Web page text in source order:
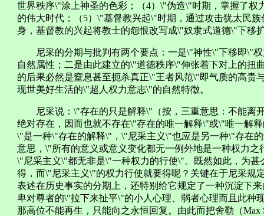
世界秩序\"涂上神圣的色彩；（4）\"伪造\"时期，掌握了权
的伟大时代；（5）\"基督教兴起\"时期，通过攻击犹太民
身，基督教的兴起将教士的怨恨改写成\"奴隶式道德\"下移
尼采的分期与批判有两个要点：一是\"神性\"下移即\"权
自然属性；二是由此建立的\"道德秩序\"伸张着下对上的扭
的后果必然是窒息甚至扼杀真正\"王者风范\"即气质的高贵
现世美好生活的\"超人权力意志\"的自然特徵。
尼采说：\"存在的只是解释\"（按，三重意思：不能离
绝对存在，因而也就不存在\"存在的唯一解释\"或\"唯一解
\"是一种\"存在的解释\"，\"尼采主义\"也应是另一种\"存在
意思，\"所有的意义或意义变化都无一例外地是一种权力
\"尼采主义\"都无非是\"一种权力的行使\"。既然如此，为
得，而\"尼采主义\"的权力行使就要得呢？关键在于尼采规
表述在历史事实的分期上，还特别给它规定了一种沉淀下
卑对尊者的\"拉下来扯平\"的小人心理、弱者心理而且此种
那高位不能再生，只能向之永恒回复。由此而把舍勒（Max